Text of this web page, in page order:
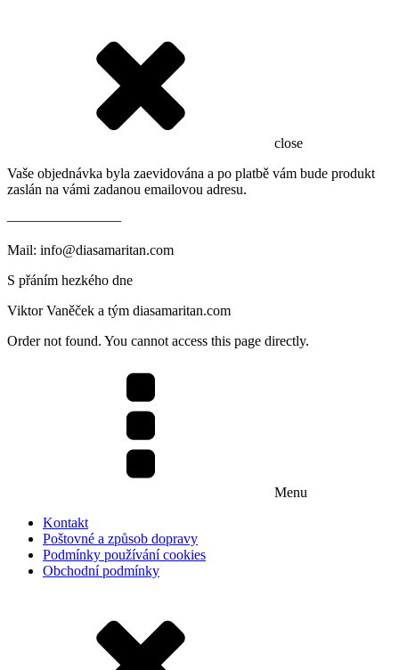
close
Vaše objednávka byla zaevidována a po platbě vám bude produkt
zaslán na vámi zadanou emailovou adresu.
————————
Mail: info@diasamaritan.com
S přáním hezkého dne
Viktor Vaněček a tým diasamaritan.com
Order not found. You cannot access this page directly.
Menu
Kontakt
Poštovné a způsob dopravy
Podmínky používání cookies
Obchodní podmínky